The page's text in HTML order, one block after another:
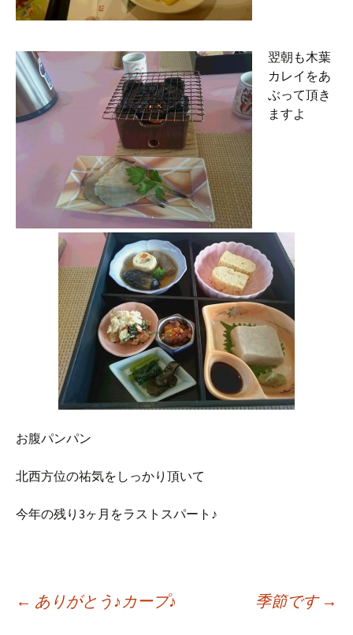
翌朝も木葉
カレイをあ
ぶって頂き
ますよ
お腹パンパン
北西方位の祐気をしっかり頂いて
今年の残り3ヶ月をラストスパート♪
投
← ありがとう♪カープ♪ 季節です →